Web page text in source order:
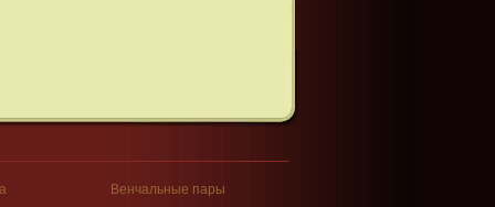
Венчальные пары